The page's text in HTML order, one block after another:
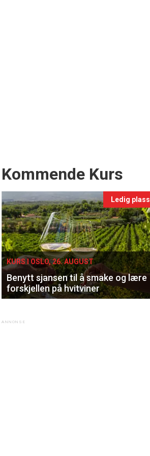
Events
Kommende Kurs
Ledig plass
KURS I OSLO, 26. AUGUST
Benytt sjansen til å smake og lære
forskjellen på hvitviner